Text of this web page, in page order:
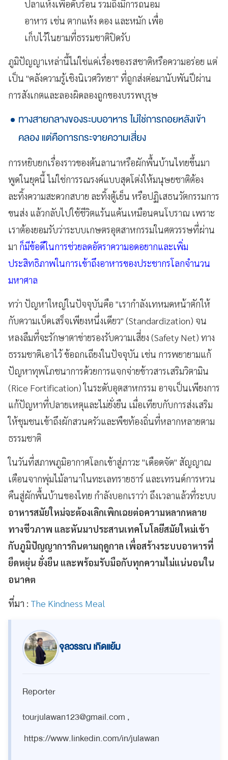
ปลาแห้งเพื่อดับร้อน รวมถึงมีการถนอม
อาหาร เช่น ตากแห้ง ดอง และหมัก เพื่อ
เก็บไว้ในยามที่ธรรมชาติปิดรับ
ภูมิปัญญาเหล่านี้ไม่ใช่แค่เรื่องของรสชาติหรือความอร่อย แต่
เป็น "คลังความรู้เชิงนิเวศวิทยา" ที่ถูกส่งต่อมานับพันปีผ่าน
การสังเกตและลองผิดลองถูกของบรรพบุรุษ
ทางสายกลางของระบบอาหาร ไม่ใช่การถอยหลังเข้า
คลอง แต่คือการกระจายความเสี่ยง
การหยิบยกเรื่องราวของต้นลานาหรือผักพื้นบ้านไทยขึ้นมา
พูดในยุคนี้ ไม่ใช่การรณรงค์แบบสุดโต่งให้มนุษยชาติต้อง
ละทิ้งความสะดวกสบาย ละทิ้งตู้เย็น หรือปฏิเสธนวัตกรรมการ
ขนส่ง แล้วกลับไปใช้ชีวิตแร้นแค้นเหมือนคนโบราณ เพราะ
เราต้องยอมรับว่าระบบเกษตรอุตสาหกรรมในศตวรรษที่ผ่าน
มา ก็มีข้อดีในการช่วยลดอัตราความอดอยากและเพิ่ม
ประสิทธิภาพในการเข้าถึงอาหารของประชากรโลกจำนวน
มหาศาล
ทว่า ปัญหาใหญ่ในปัจจุบันคือ "เรากำลังเทหมดหน้าตักให้
กับความเบ็ดเสร็จเพียงหนึ่งเดียว" (Standardization) จน
หลงลืมที่จะรักษาตาข่ายรองรับความเสี่ยง (Safety Net) ทาง
ธรรมชาติเอาไว้ ข้อถกเถียงในปัจจุบัน เช่น การพยายามแก้
ปัญหาทุพโภชนาการด้วยการแจกจ่ายข้าวสารเสริมวิตามิน
(Rice Fortification) ในระดับอุตสาหกรรม อาจเป็นเพียงการ
แก้ปัญหาที่ปลายเหตุและไม่ยั่งยืน เมื่อเทียบกับการส่งเสริม
ให้ชุมชนเข้าถึงผักสวนครัวและพืชท้องถิ่นที่หลากหลายตาม
ธรรมชาติ
ในวันที่สภาพภูมิอากาศโลกเข้าสู่ภาวะ "เดือดจัด" สัญญาณ
เตือนจากพุ่มไม้ลานาในทะเลทรายธาร์ และเทรนด์การหวน
คืนสู่ผักพื้นบ้านของไทย กำลังบอกเราว่า ถึงเวลาแล้วที่ระบบ
อาหารสมัยใหม่จะต้องเลิกเพิกเฉยต่อความหลากหลาย
ทางชีวภาพ และหันมาประสานเทคโนโลยีสมัยใหม่เข้า
กับภูมิปัญญาการกินตามฤดูกาล เพื่อสร้างระบบอาหารที่
ยืดหยุ่น ยั่งยืน และพร้อมรับมือกับทุกความไม่แน่นอนใน
อนาคต
ที่มา : The Kindness Meal
จุลวรรณ เกิดแย้ม
Reporter
tourjulawan123@gmail.com ,
https://www.linkedin.com/in/julawan